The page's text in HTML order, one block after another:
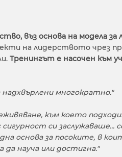
въз основа на модела
на лидерството чрез
Тренингът е насочен към
надхвърлени многократно."
към което
си
основа за посоките, в
науча или достигна."